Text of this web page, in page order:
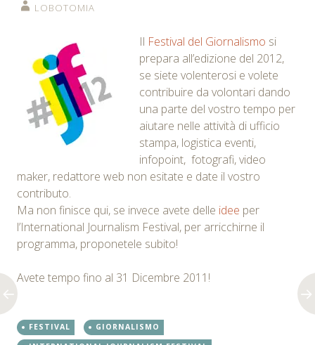
LOBOTOMIA
Il Festival del Giornalismo si
prepara all’edizione del 2012,
se siete volenterosi e volete
contribuire da volontari dando
una parte del vostro tempo per
aiutare nelle attività di ufficio
stampa, logistica eventi,
infopoint, fotografi, video
maker, redattore web non esitate e date il vostro
contributo.
Ma non finisce qui, se invece avete delle idee per
l’International Journalism Festival, per arricchirne il
programma, proponetele subito!
Avete tempo fino al 31 Dicembre 2011!
FESTIVAL
GIORNALISMO